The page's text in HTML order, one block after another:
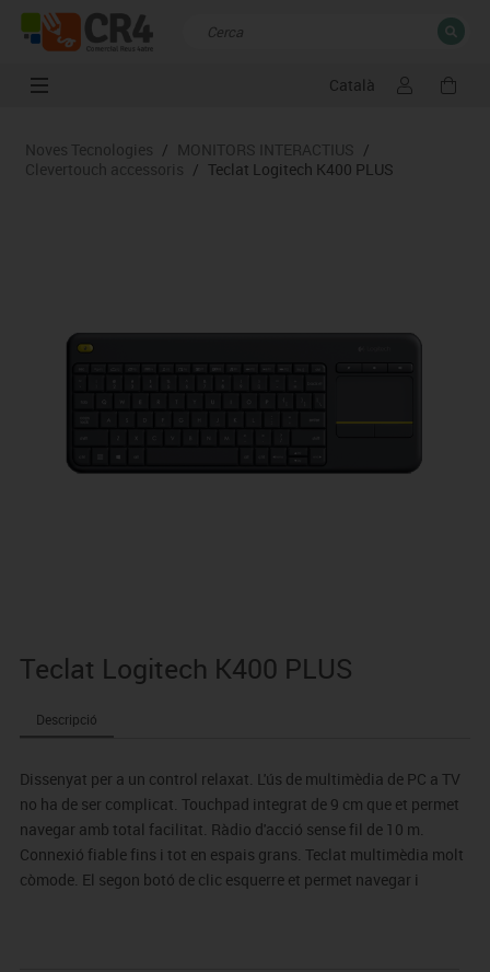
Català
Resultats de la recerca TANCAR
Noves Tecnologies / MONITORS INTERACTIUS /
Clevertouch accessoris / Teclat Logitech K400 PLUS
Teclat Logitech K400 PLUS
Descripció
Dissenyat per a un control relaxat. L'ús de multimèdia de PC a TV
no ha de ser complicat. Touchpad integrat de 9 cm que et permet
navegar amb total facilitat. Ràdio d'acció sense fil de 10 m.
Connexió fiable fins i tot en espais grans. Teclat multimèdia molt
còmode. El segon botó de clic esquerre et permet navegar i